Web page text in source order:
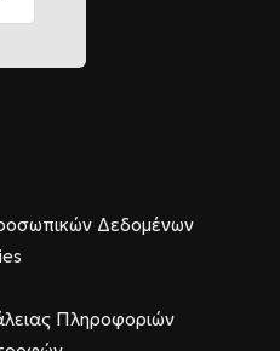
Δεδομένων
Πληροφοριών